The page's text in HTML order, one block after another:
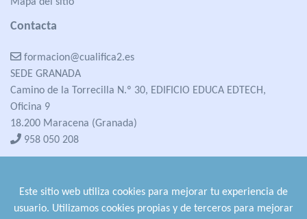
Contacta
formacion@cualifica2.es
SEDE GRANADA
Camino de la Torrecilla N.º 30, EDIFICIO EDUCA EDTECH,
Oficina 9
18.200 Maracena (Granada)
958 050 208
Este sitio web utiliza cookies para mejorar tu experiencia de
usuario. Utilizamos cookies propias y de terceros para mejorar